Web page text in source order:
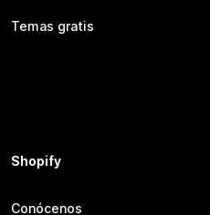
Temas gratis
Shopify
Conócenos